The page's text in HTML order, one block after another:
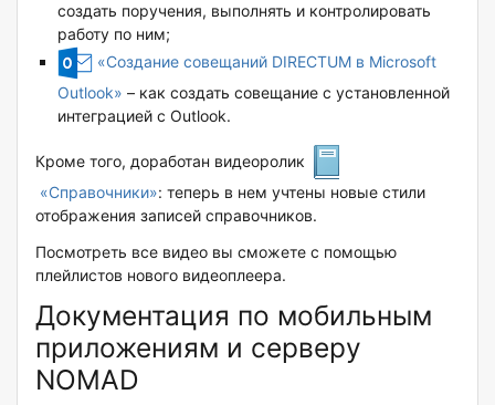
создать поручения, выполнять и контролировать
работу по ним;
«Создание совещаний DIRECTUM в Microsoft
Outlook» – как создать совещание с установленной
интеграцией с Outlook.
Кроме того, доработан видеоролик
«Справочники»: теперь в нем учтены новые стили
отображения записей справочников.
Посмотреть все видео вы сможете с помощью
плейлистов нового видеоплеера.
Документация по мобильным
приложениям и серверу
NOMAD